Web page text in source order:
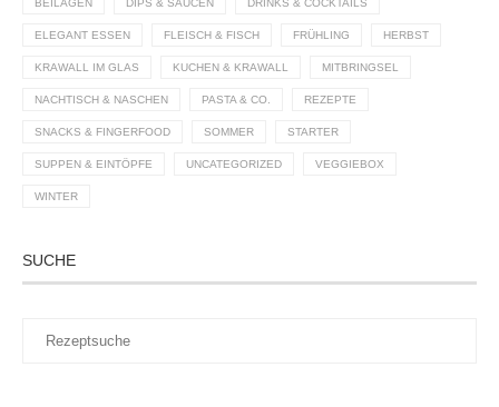
BEILAGEN DIPS & SAUCEN DRINKS & COCKTAILS
ELEGANT ESSEN FLEISCH & FISCH FRÜHLING HERBST
KRAWALL IM GLAS KUCHEN & KRAWALL MITBRINGSEL
NACHTISCH & NASCHEN PASTA & CO. REZEPTE
SNACKS & FINGERFOOD SOMMER STARTER
SUPPEN & EINTÖPFE UNCATEGORIZED VEGGIEBOX
WINTER
SUCHE